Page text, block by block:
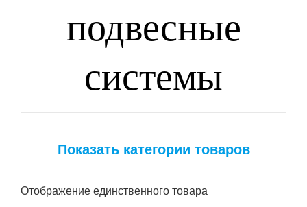
подвесные
системы
Показать категории товаров
Отображение единственного товара